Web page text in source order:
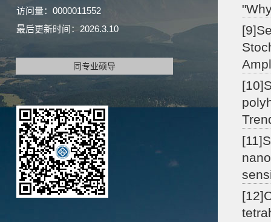
访问量： 0000011552
最后更新时间： 2026.3.10
同专业硕导